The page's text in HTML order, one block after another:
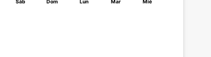
Sáb Dom Lun Mar Mié